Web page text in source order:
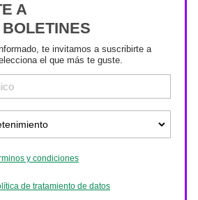
A
te invitamos a suscribirte a
el que más te guste.
y condiciones
de tratamiento de datos